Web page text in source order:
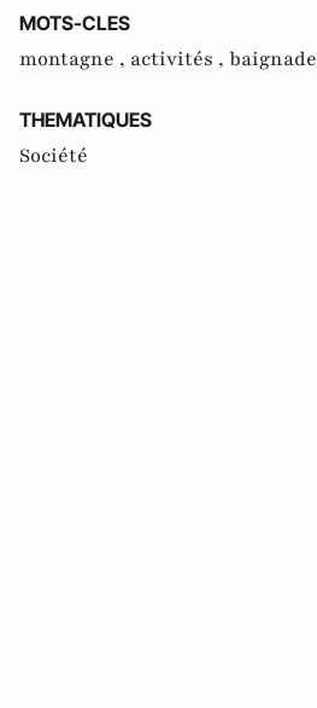
MOTS-CLES
montagne , activités , baignade
THEMATIQUES
Société